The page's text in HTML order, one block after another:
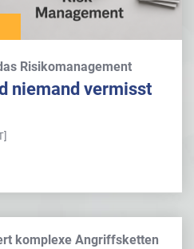
Risikomanagement
niemand vermisst
komplexe Angriffsketten